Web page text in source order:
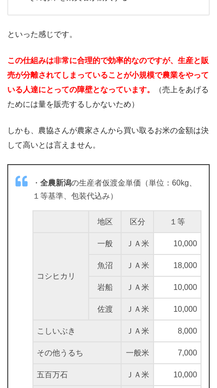
といった感じです。
この仕組みは非常に合理的で効率的なのですが、生産と販
売が分離されてしまっていることが小規模で農業をやって
いる人達にとっての障壁となっています。
（売上をあげる
ためには量を販売するしかないため）
しかも、農協さんが農家さんから買い取るお米の金額は決
して高いとは言えません。
・ 全農新潟の生産者仮渡金単価（単位：60kg、
１等基準、包装代込み）
地区 区分 １等
コシヒカリ
一般 ＪＡ米 10,000
魚沼 ＪＡ米 18,000
岩船 ＪＡ米 10,000
佐渡 ＪＡ米 10,000
こしいぶき ＪＡ米 8,000
その他うるち 一般米 7,000
五百万石 ＪＡ米 10,000